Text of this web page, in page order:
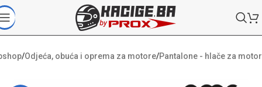
/Odjeća, obuća i oprema za motore/Pantalone - hlače za motor